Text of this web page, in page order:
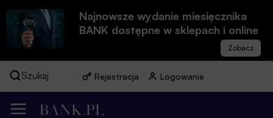
Najnowsze wydanie miesięcznika
BANK dostępne w sklepach i online
Szukaj Rejestracja Logowanie